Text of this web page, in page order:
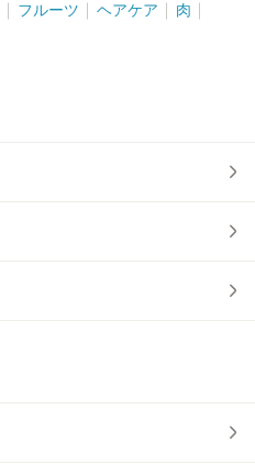
フルーツ ヘアケア 肉